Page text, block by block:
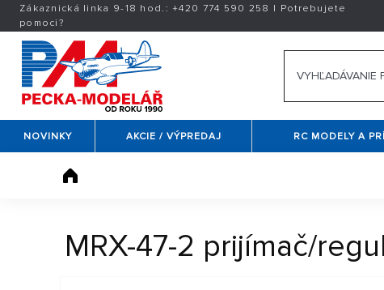
Zákaznická linka 9-18 hod.:+420 774 590 258 | Potrebujete
pomoci?
NOVINKY AKCIE / VÝPREDAJ RC MODELY A
MRX-47-2 prijímač/